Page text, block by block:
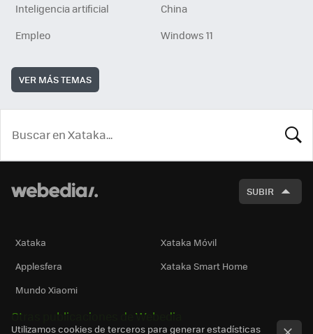
Inteligencia artificial
China
Empleo
Windows 11
VER MÁS TEMAS
SUBIR
Xataka
Xataka Móvil
Applesfera
Xataka Smart Home
Mundo Xiaomi
Otras publicaciones de Webedia
Utilizamos cookies de terceros para generar estadísticas